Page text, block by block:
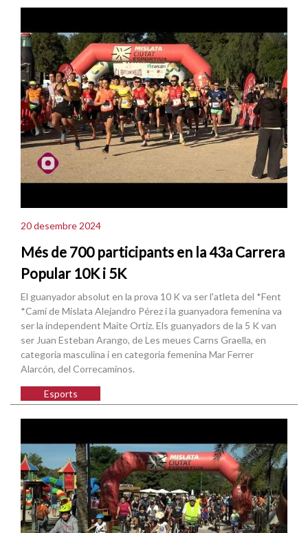
20 desembre 2024
Més de 700 participants en la 43a Carrera
Popular 10K i 5K
El guanyador absolut en la prova 10 K va ser l'atleta del *Fent
*Camí de Mislata Alejandro Pérez i la guanyadora femenina va
ser la independent Maite Ortiz. Els guanyadors de la 5 K van
ser Juan Esteban Arango, de Les meues Carns Graella, en
categoria masculina i en categoria femenina Mar Ferrer
Alarcón, del Correcaminos.
Esports